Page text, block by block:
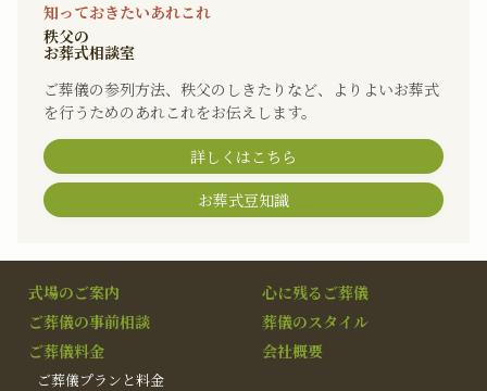
知っておきたいあれこれ
秩父の
お葬式相談室
ご葬儀の参列方法、秩父のしきたりなど、よりよいお葬式
を行うためのあれこれをお伝えします。
詳しくはこちら
お葬式豆知識
式場のご案内
心に残るご葬儀
ご葬儀の事前相談
葬儀のスタイル
ご葬儀料金
ご葬儀プランと料金
会社概要